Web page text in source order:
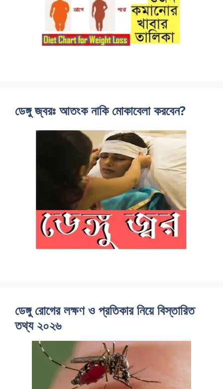
ডেঙ্গু জ্বরঃ আতংক নাকি মোকাবেলা করবেন?
ডেঙ্গু রোগের লক্ষণ ও প্রতিকার নিয়ে বিস্তারিত
তথ্য ২০২৬